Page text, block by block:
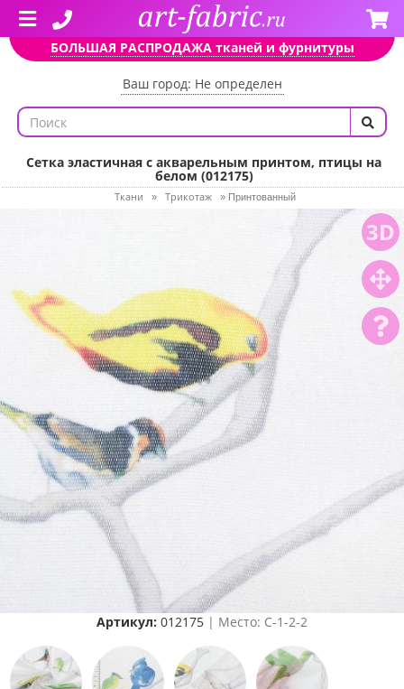
БОЛЬШАЯ РАСПРОДАЖА тканей и фурнитуры
Ваш город: Не определен
Сетка эластичная с акварельным принтом, птицы на
белом (012175)
Ткани » Трикотаж » Принтованный
3D
Артикул: 012175 | Место: C-1-2-2